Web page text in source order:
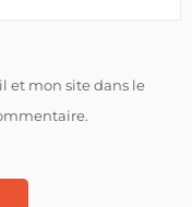
et mon site dans le